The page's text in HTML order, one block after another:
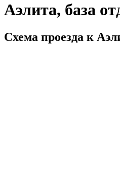
Аэлита, база
Схема проезда к